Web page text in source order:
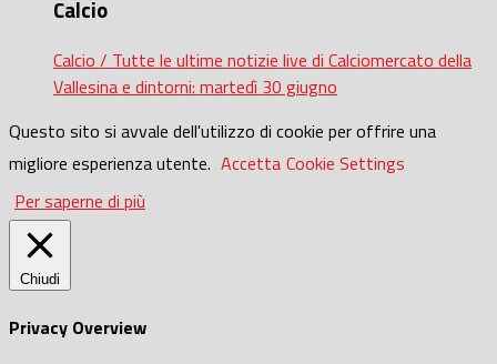
Calcio
Calcio / Tutte le ultime notizie live di Calciomercato della
Vallesina e dintorni: martedì 30 giugno
Questo sito si avvale dell'utilizzo di cookie per offrire una
migliore esperienza utente. Accetta Cookie Settings
Per saperne di più
Chiudi
Privacy Overview